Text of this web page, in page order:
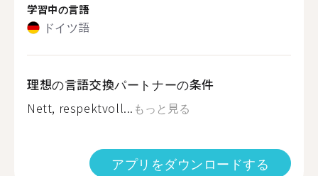
学習中の言語
ドイツ語
理想の言語交換パートナーの条件
Nett, respektvoll... もっと見る
アプリをダウンロードする